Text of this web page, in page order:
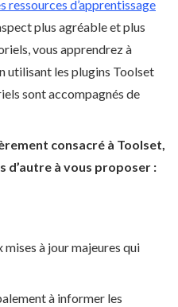
ressources d’apprentissage
plus agréable et plus
vous apprendrez à
utilisant les plugins Toolset
sont accompagnés de
consacré à Toolset,
d’autre à vous proposer :
mises à jour majeures qui
à informer les